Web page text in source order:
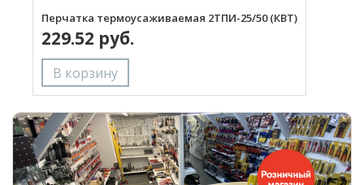
Перчатка термоусаживаемая 2ТПИ-25/50 (КВТ)
229.52 руб.